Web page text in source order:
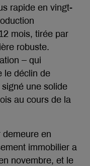
rapide en vingt-
mois, tirée par
robuste.
– qui
le déclin de
signé une solide
au cours de la
demeure en
immobilier a
novembre, et le